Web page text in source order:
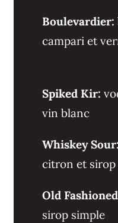
Boulevardier:
campari et
Spiked Kir:
vin blanc
Whiskey Sour:
citron et sirop
Old
sirop simple